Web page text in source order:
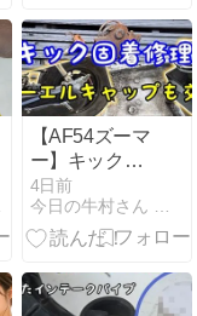
【AF54ズーマ
ー】キックペ
ダル固着修理
の巻。
4日前
今日の牛村さん 介護と育児と改造日誌